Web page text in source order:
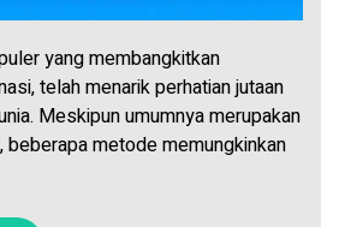
yang membangkitkan
telah menarik perhatian jutaan
Meskipun umumnya merupakan
beberapa metode memungkinkan